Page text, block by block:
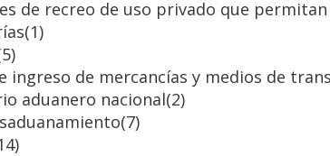
de recreo de uso privado que
(1)
ingreso de mercancías y medios de
aduanero nacional(2)
(7)